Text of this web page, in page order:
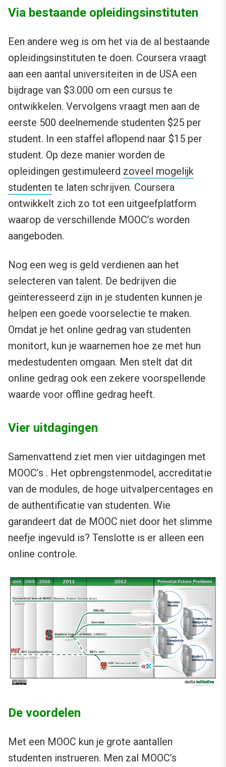
Via bestaande opleidingsinstituten
Een andere weg is om het via de al bestaande
opleidingsinstituten te doen. Coursera vraagt
aan een aantal universiteiten in de USA een
bijdrage van $3.000 om een cursus te
ontwikkelen. Vervolgens vraagt men aan de
eerste 500 deelnemende studenten $25 per
student. In een staffel aflopend naar $15 per
student. Op deze manier worden de
opleidingen gestimuleerd zoveel mogelijk
studenten te laten schrijven. Coursera
ontwikkelt zich zo tot een uitgeefplatform
waarop de verschillende MOOC’s worden
aangeboden.
Nog een weg is geld verdienen aan het
selecteren van talent. De bedrijven die
geïnteresseerd zijn in je studenten kunnen je
helpen een goede voorselectie te maken.
Omdat je het online gedrag van studenten
monitort, kun je waarnemen hoe ze met hun
medestudenten omgaan. Men stelt dat dit
online gedrag ook een zekere voorspellende
waarde voor offline gedrag heeft.
Vier uitdagingen
Samenvattend ziet men vier uitdagingen met
MOOC’s . Het opbrengstenmodel, accreditatie
van de modules, de hoge uitvalpercentages en
de authentificatie van studenten. Wie
garandeert dat de MOOC niet door het slimme
neefje ingevuld is? Tenslotte is er alleen een
online controle.
De voordelen
Met een MOOC kun je grote aantallen
studenten instrueren. Men zal MOOC’s